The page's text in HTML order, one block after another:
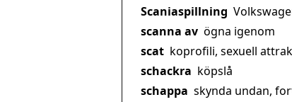
Scaniaspillning
scanna av ögna igenom
scat koprofili, sexuell
schackra köpslå
schappa skynda undan,